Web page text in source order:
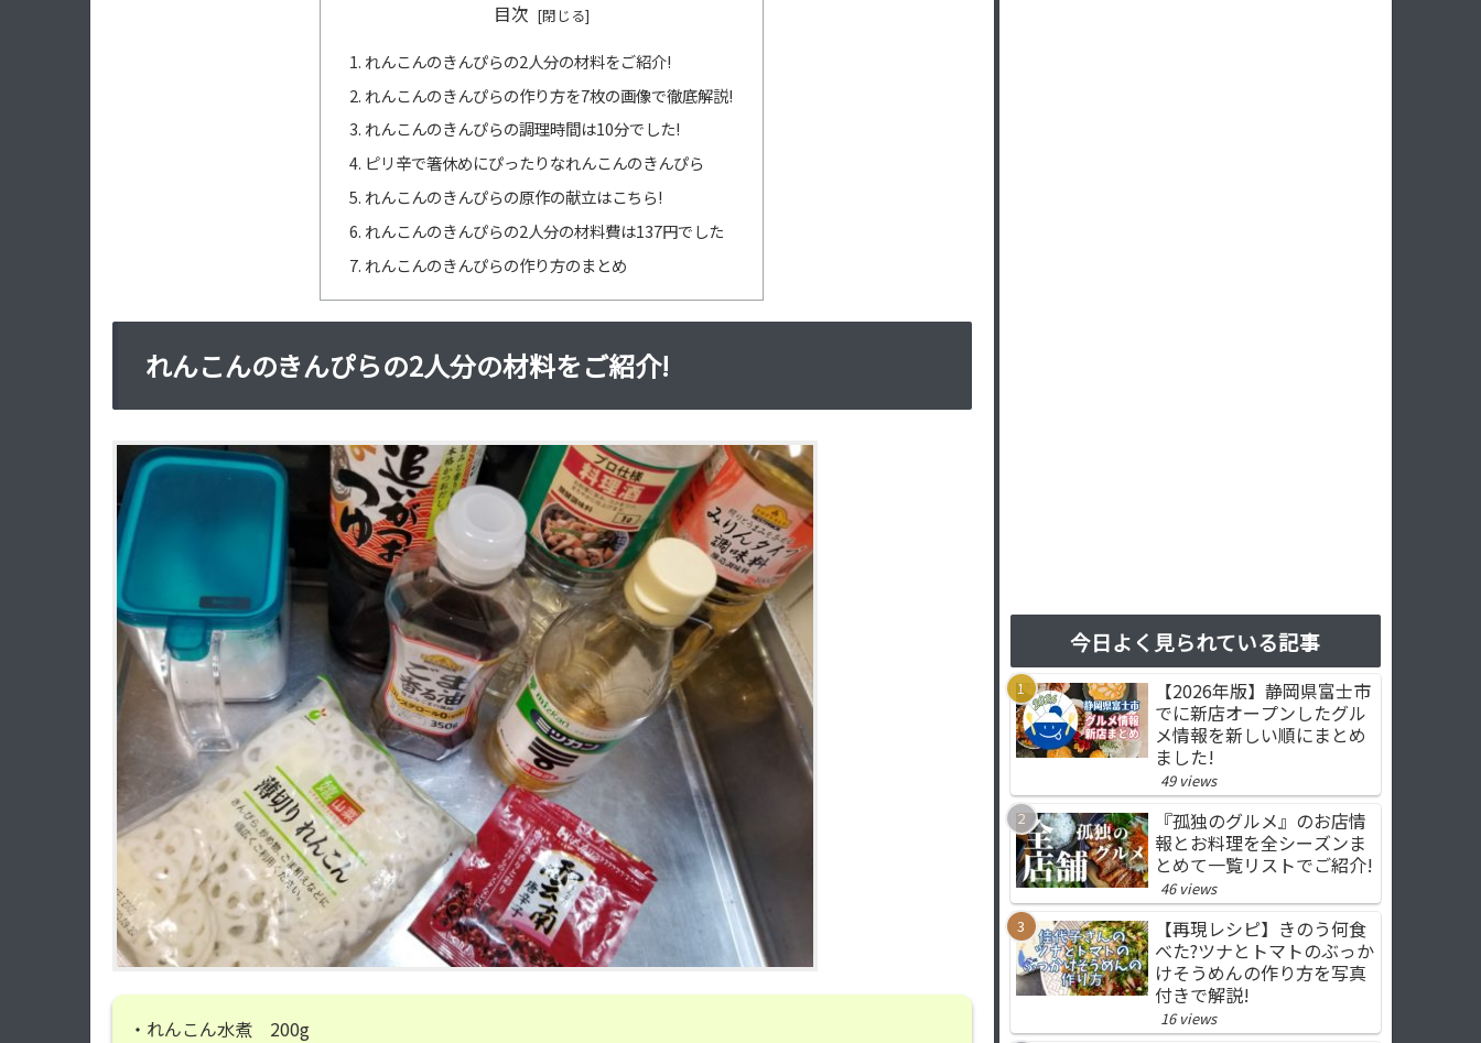
目次
れんこんのきんぴらの2人分の材料をご紹介!
れんこんのきんぴらの作り方を7枚の画像で徹底解説!
れんこんのきんぴらの調理時間は10分でした!
ピリ辛で箸休めにぴったりなれんこんのきんぴら
れんこんのきんぴらの原作の献立はこちら!
れんこんのきんぴらの2人分の材料費は137円でした
れんこんのきんぴらの作り方のまとめ
れんこんのきんぴらの2人分の材料をご紹介!
・れんこん水煮 200g
今日よく見られている記事
【2026年版】静岡県富士市
でに新店オープンしたグル
メ情報を新しい順にまとめ
ました!
49 views
『孤独のグルメ』のお店情
報とお料理を全シーズンま
とめて一覧リストでご紹介!
46 views
【再現レシピ】きのう何食
べた?ツナとトマトのぶっか
けそうめんの作り方を写真
付きで解説!
16 views